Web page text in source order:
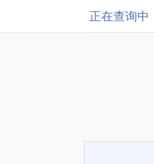
正在查询中